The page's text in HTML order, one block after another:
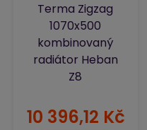
Terma Zigzag
1070x500
kombinovaný
radiátor Heban
Z8
10 396,12 Kč